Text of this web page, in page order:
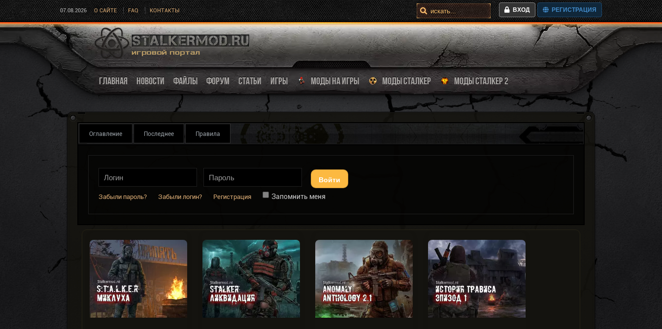
07.08.2026 О САЙТЕ FAQ КОНТАКТЫ ВХОД РЕГИСТРАЦИЯ
ГЛАВНАЯ НОВОСТИ ФАЙЛЫ ФОРУМ СТАТЬИ ИГРЫ МОДЫ НА ИГРЫ МОДЫ СТАЛКЕР МОДЫ СТАЛКЕР 2
Оглавление Последнее Правила
Войти
Забыли пароль? Забыли логин? Регистрация Запомнить меня